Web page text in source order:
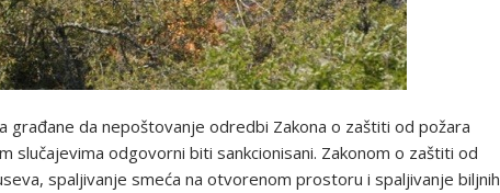
građane da nepoštovanje odredbi Zakona o zaštiti od požara
slučajevima odgovorni biti sankcionisani. Zakonom o zaštiti od
spaljivanje smeća na otvorenom prostoru i spaljivanje biljnih